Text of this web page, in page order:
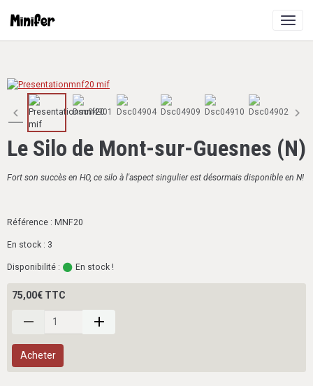
Le Silo de Mont-sur-Guesnes (N)
Fort son succès en HO, ce silo à l'aspect singulier est désormais disponible en N!
Référence : MNF20
En stock : 3
Disponibilité : En stock !
75,00€ TTC
Acheter